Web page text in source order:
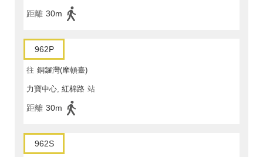
距離 30m
962P
往 銅鑼灣(摩頓臺)
力寶中心, 紅棉路 站
距離 30m
962S